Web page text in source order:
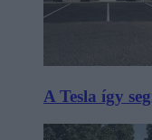
A Tesla így